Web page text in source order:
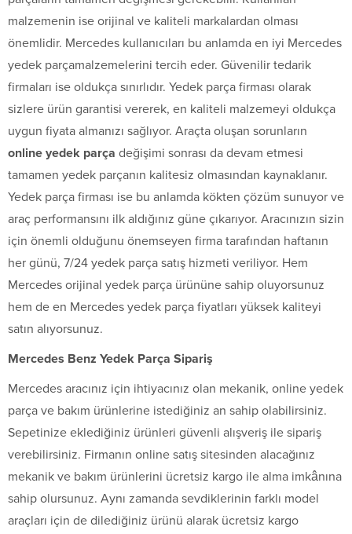
malzemenin ise orijinal ve kaliteli markalardan olması
önemlidir. Mercedes kullanıcıları bu anlamda en iyi Mercedes
yedek parçamalzemelerini tercih eder. Güvenilir tedarik
firmaları ise oldukça sınırlıdır. Yedek parça firması olarak
sizlere ürün garantisi vererek, en kaliteli malzemeyi oldukça
uygun fiyata almanızı sağlıyor. Araçta oluşan sorunların
online yedek parça değişimi sonrası da devam etmesi
tamamen yedek parçanın kalitesiz olmasından kaynaklanır.
Yedek parça firması ise bu anlamda kökten çözüm sunuyor ve
araç performansını ilk aldığınız güne çıkarıyor. Aracınızın sizin
için önemli olduğunu önemseyen firma tarafından haftanın
her günü, 7/24 yedek parça satış hizmeti veriliyor. Hem
Mercedes orijinal yedek parça ürününe sahip oluyorsunuz
hem de en Mercedes yedek parça fiyatları yüksek kaliteyi
satın alıyorsunuz.
Mercedes Benz Yedek Parça Sipariş
Mercedes aracınız için ihtiyacınız olan mekanik, online yedek
parça ve bakım ürünlerine istediğiniz an sahip olabilirsiniz.
Sepetinize eklediğiniz ürünleri güvenli alışveriş ile sipariş
verebilirsiniz. Firmanın online satış sitesinden alacağınız
mekanik ve bakım ürünlerini ücretsiz kargo ile alma imkânına
sahip olursunuz. Aynı zamanda sevdiklerinin farklı model
araçları için de dilediğiniz ürünü alarak ücretsiz kargo